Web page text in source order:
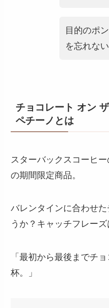
目的のポ
を忘れない
チョコレート オン
ペチーノとは
スターバックスコーヒ
の期間限定商品。
バレンタインに合わせ
うか？キャッチフレーズ
「最初から最後までチ
杯。」